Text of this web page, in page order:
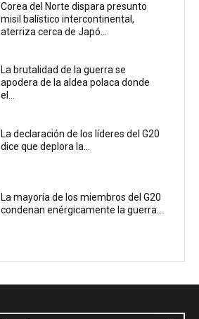
Corea del Norte dispara presunto
misil balístico intercontinental,
aterriza cerca de Japó...
La brutalidad de la guerra se
apodera de la aldea polaca donde
el...
La declaración de los líderes del G20
dice que deplora la...
La mayoría de los miembros del G20
condenan enérgicamente la guerra...